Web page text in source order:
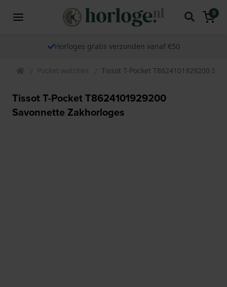
0
Horloges gratis verzonden vanaf €50
Pocket watches Tissot T-Pocket T8624101929200
Tissot T-Pocket T8624101929200
Savonnette Zakhorloges